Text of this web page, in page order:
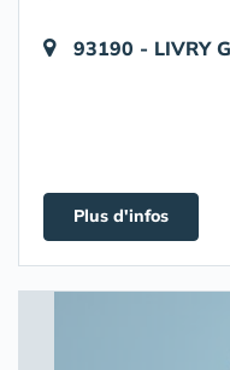
93190 - LIVRY
Plus d'infos